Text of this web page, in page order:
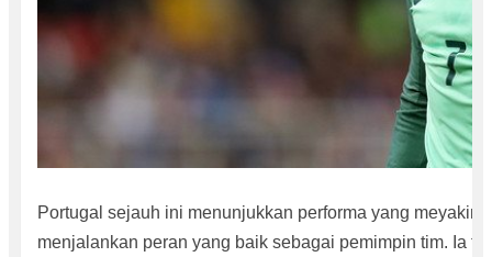
Portugal sejauh ini menunjukkan performa yang
menjalankan peran yang baik sebagai pemimpin tim. Ia